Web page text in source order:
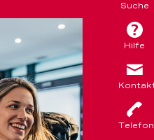
Suche
Hilfe
Telefon